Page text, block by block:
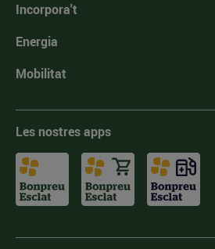
Incorpora't
Energia
Mobilitat
Les nostres apps